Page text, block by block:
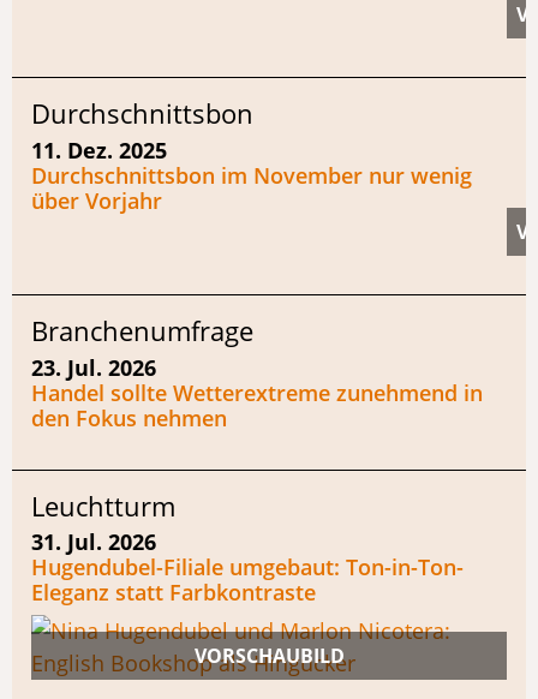
Durchschnittsbon
11. Dez. 2025
Durchschnittsbon im November nur wenig
über Vorjahr
Branchenumfrage
23. Jul. 2026
Handel sollte Wetterextreme zunehmend in
den Fokus nehmen
Leuchtturm
31. Jul. 2026
Hugendubel-Filiale umgebaut: Ton-in-Ton-
Eleganz statt Farbkontraste